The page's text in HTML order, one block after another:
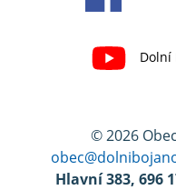
Dolní
© 2026 Obec
Hlavní 383, 696